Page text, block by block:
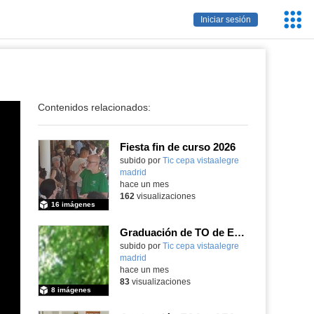
Iniciar sesión
Contenidos relacionados:
Fiesta fin de curso 2026
subido por Tic cepa vistaalegre
madrid
16 imágenes
hace un mes
162 visualizaciones
Graduación de TO de Empleo Doméstico
subido por Tic cepa vistaalegre
madrid
8 imágenes
hace un mes
83visualizaciones